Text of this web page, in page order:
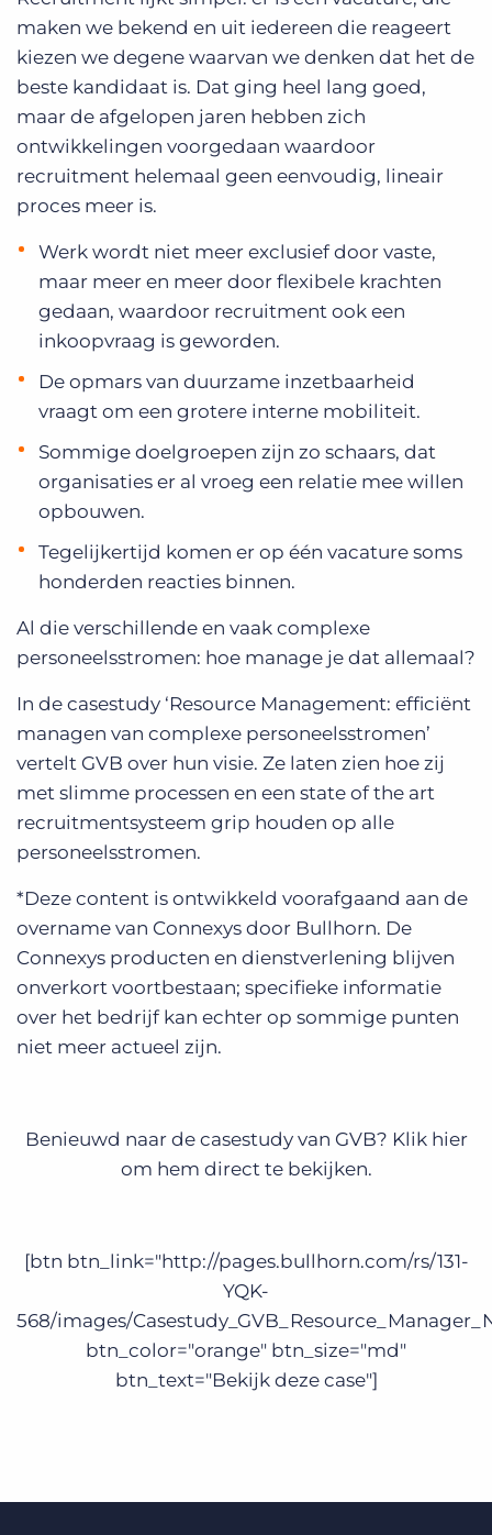
maken we bekend en uit iedereen die reageert
kiezen we degene waarvan we denken dat het de
beste kandidaat is. Dat ging heel lang goed,
maar de afgelopen jaren hebben zich
ontwikkelingen voorgedaan waardoor
recruitment helemaal geen eenvoudig, lineair
proces meer is.
Werk wordt niet meer exclusief door vaste,
maar meer en meer door flexibele krachten
gedaan, waardoor recruitment ook een
inkoopvraag is geworden.
De opmars van duurzame inzetbaarheid
vraagt om een grotere interne mobiliteit.
Sommige doelgroepen zijn zo schaars, dat
organisaties er al vroeg een relatie mee willen
opbouwen.
Tegelijkertijd komen er op één vacature soms
honderden reacties binnen.
Al die verschillende en vaak complexe
personeelsstromen: hoe manage je dat allemaal?
In de casestudy ‘Resource Management: efficiënt
managen van complexe personeelsstromen’
vertelt GVB over hun visie. Ze laten zien hoe zij
met slimme processen en een state of the art
recruitmentsysteem grip houden op alle
personeelsstromen.
*Deze content is ontwikkeld voorafgaand aan de
overname van Connexys door Bullhorn. De
Connexys producten en dienstverlening blijven
onverkort voortbestaan; specifieke informatie
over het bedrijf kan echter op sommige punten
niet meer actueel zijn.
Benieuwd naar de casestudy van GVB? Klik hier
om hem direct te bekijken.
[btn btn_link="http://pages.bullhorn.com/rs/131-
YQK-
568/images/
btn_color="orange" btn_size="md"
btn_text="Bekijk deze case"]